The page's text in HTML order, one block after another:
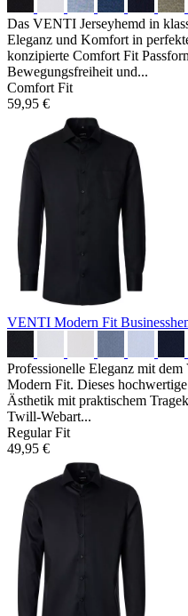
Das VENTI Jerseyhemd in
Eleganz und Komfort in
konzipierte Comfort Fit
Bewegungsfreiheit und...
Comfort Fit
59,95 €
VENTI Modern Fit
Professionelle Eleganz mit
Modern Fit. Dieses
Ästhetik mit praktischem
Twill-Webart...
Regular Fit
49,95 €